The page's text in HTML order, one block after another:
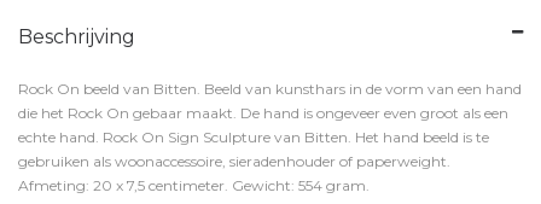
Beschrijving
Rock On beeld van Bitten. Beeld van kunsthars in de vorm van een hand
die het Rock On gebaar maakt. De hand is ongeveer even groot als een
echte hand. Rock On Sign Sculpture van Bitten. Het hand beeld is te
gebruiken als woonaccessoire, sieradenhouder of paperweight.
Afmeting: 20 x 7,5 centimeter. Gewicht: 554 gram.